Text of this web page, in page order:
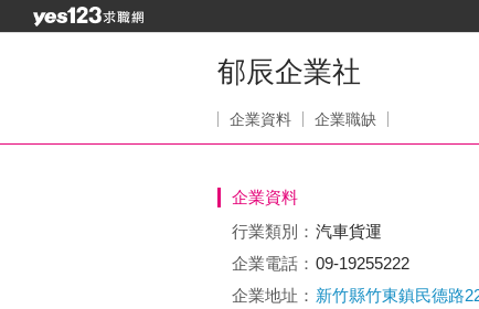
郁辰企業社
企業資料 企業職缺
企業資料
行業類別： 汽車貨運
企業電話： 09-19255222
企業地址： 新竹縣竹東鎮民德路